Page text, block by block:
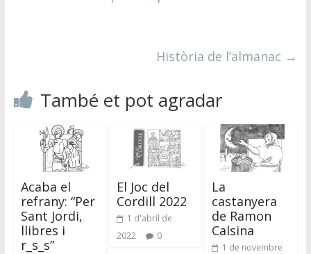
Història de l’almanac →
També et pot agradar
Acaba el
refrany: “Per
Sant Jordi,
llibres i
r_s_s”
El Joc del
Cordill 2022
1 d'abril de
2022
0
La
castanyera
de Ramon
Calsina
1 de novembre